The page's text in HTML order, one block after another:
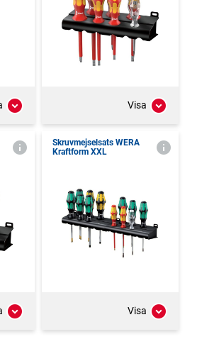
Visa
Skruvmejselsats WERA
Kraftform XXL
Visa